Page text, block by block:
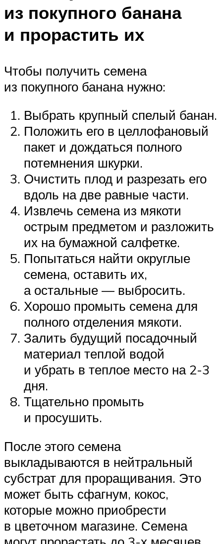
из покупного банана
и прорастить их
Чтобы получить семена
из покупного банана нужно:
Выбрать крупный спелый банан.
Положить его в целлофановый
пакет и дождаться полного
потемнения шкурки.
Очистить плод и разрезать его
вдоль на две равные части.
Извлечь семена из мякоти
острым предметом и разложить
их на бумажной салфетке.
Попытаться найти округлые
семена, оставить их,
а остальные — выбросить.
Хорошо промыть семена для
полного отделения мякоти.
Залить будущий посадочный
материал теплой водой
и убрать в теплое место на 2-3
дня.
Тщательно промыть
и просушить.
После этого семена
выкладываются в нейтральный
субстрат для проращивания. Это
может быть сфагнум, кокос,
которые можно приобрести
в цветочном магазине. Семена